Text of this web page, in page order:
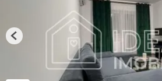
Previous